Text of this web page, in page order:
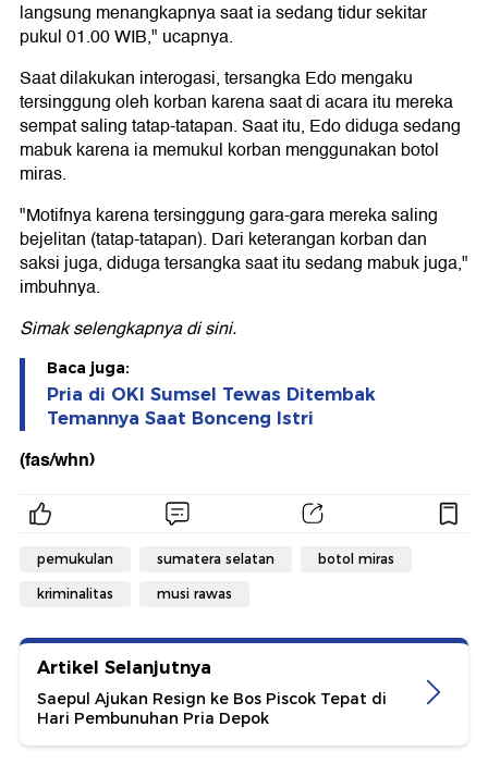
langsung menangkapnya saat ia sedang tidur sekitar
pukul 01.00 WIB," ucapnya.
Saat dilakukan interogasi, tersangka Edo mengaku
tersinggung oleh korban karena saat di acara itu mereka
sempat saling tatap-tatapan. Saat itu, Edo diduga sedang
mabuk karena ia memukul korban menggunakan botol
miras.
"Motifnya karena tersinggung gara-gara mereka saling
bejelitan (tatap-tatapan). Dari keterangan korban dan
saksi juga, diduga tersangka saat itu sedang mabuk juga,"
imbuhnya.
Simak selengkapnyadi sini.
Baca juga:
Pria di OKI Sumsel Tewas Ditembak
Temannya Saat Bonceng Istri
(fas/whn)
pemukulan sumatera selatan botol miras
kriminalitas musi rawas
Artikel Selanjutnya
Saepul Ajukan Resign ke Bos Piscok Tepat di
Hari Pembunuhan Pria Depok